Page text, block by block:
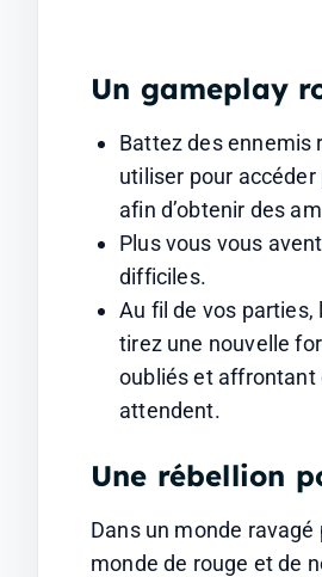
Un gameplay
Battez des ennemis
utiliser pour
afin d’obtenir des
Plus vous vous
difficiles.
Au fil de vos
tirez une nouvelle
oubliés et affrontant
attendent.
Une rébellion
Dans un monde
monde de rouge et de